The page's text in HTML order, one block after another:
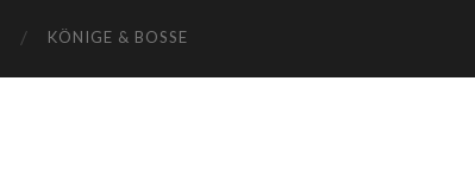
KÖNIGE & BOSSE